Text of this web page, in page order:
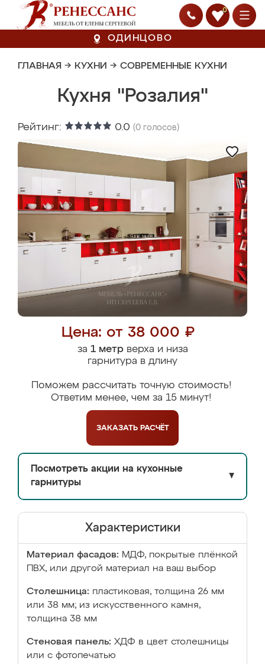
0
ОДИНЦОВО
ГЛАВНАЯ → КУХНИ → СОВРЕМЕННЫЕ КУХНИ
Кухня "Розалия"
Рейтинг: 0.0 (0 голосов)
Цена: от 38 000 ₽
за 1 метрверха и низа
гарнитура в длину
Поможем рассчитать точную стоимость!
Ответим менее, чем за 15 минут!
ЗАКАЗАТЬ РАСЧЁТ
Посмотреть акции на кухонные
гарнитуры
▼
Характеристики
Материал фасадов: МДФ, покрытые плёнкой
ПВХ, или другой материал на ваш выбор
Столешница: пластиковая, толщина 26 мм
или 38 мм; из искусственного камня,
толщина 38 мм
Стеновая панель: ХДФ в цвет столешницы
или с фотопечатью